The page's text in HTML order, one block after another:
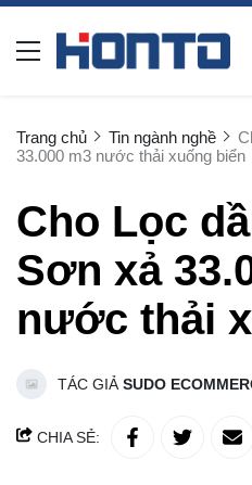
Trang chủ Tin ngành nghề
33.000 m3 nước thải xuống biển
Cho Lọc
Sơn xả
nước thải
TÁC GIẢ SUDO
CHIA SẺ: